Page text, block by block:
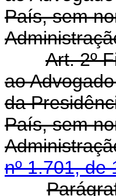
País, sem
Art. 2º
ao
da
País, sem
nº 1.701, de